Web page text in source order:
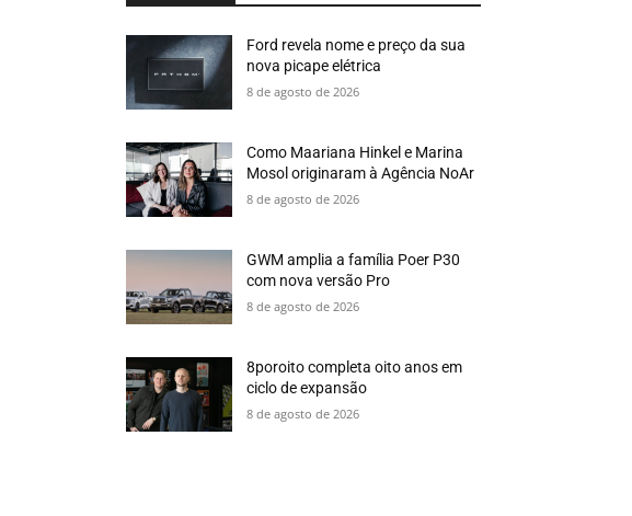
Ford revela nome e preço da sua
nova picape elétrica
8 de agosto de 2026
Como Maariana Hinkel e Marina
Mosol originaram à Agência NoAr
8 de agosto de 2026
GWM amplia a família Poer P30
com nova versão Pro
8 de agosto de 2026
8poroito completa oito anos em
ciclo de expansão
8 de agosto de 2026